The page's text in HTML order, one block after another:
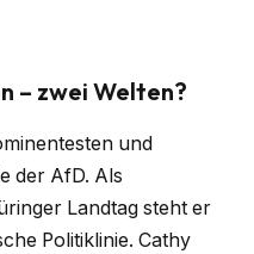
– zwei Welten?
und
der AfD. Als
Landtag steht er
Politiklinie. Cathy